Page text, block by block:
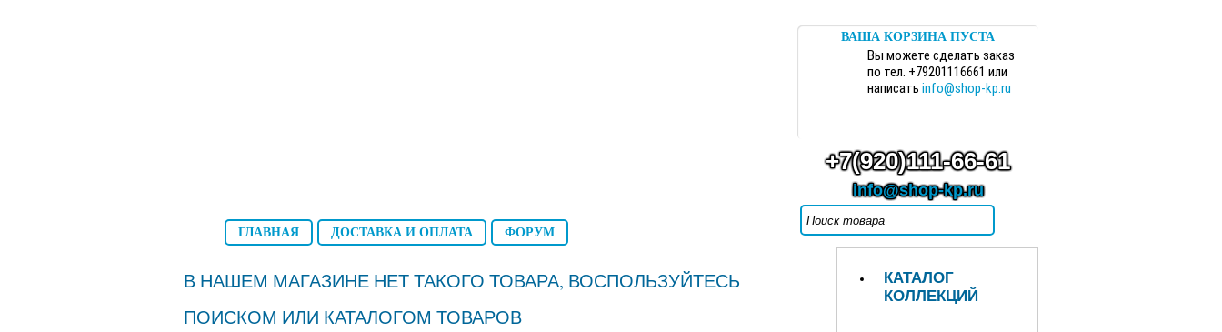
ГЛАВНАЯ ДОСТАВКА И ОПЛАТА ФОРУМ
+7(920)111-66-61
info@shop-kp.ru
КАТАЛОГ
КОЛЛЕКЦИЙ
ВАША КОРЗИНА ПУСТА
Вы можете сделать заказ
по тел. +79201116661 или
написать info@shop-kp.ru
В НАШЕМ МАГАЗИНЕ НЕТ ТАКОГО ТОВАРА, ВОСПОЛЬЗУЙТЕСЬ
ПОИСКОМ ИЛИ КАТАЛОГОМ ТОВАРОВ